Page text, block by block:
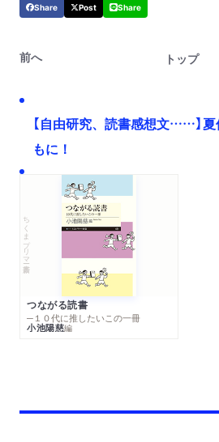
Share Post Share
前へ トップ
【自由研究、読書感想文……】
もに！
ちくまプリマー新書
つながる読書
─１０代に推したいこの一冊
小池陽慈編